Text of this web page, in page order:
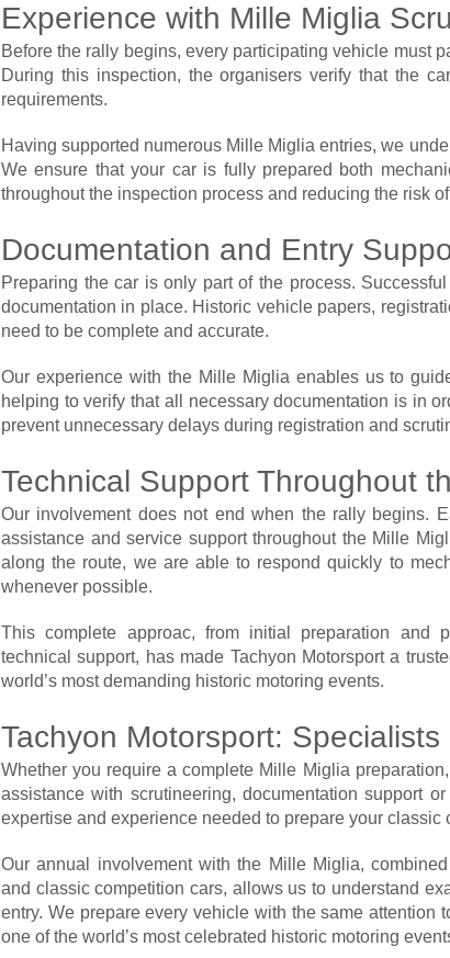
Experience with Mille Miglia
Before the rally begins, every participating vehicle must
During this inspection, the organisers verify that the
requirements.
Having supported numerous Mille Miglia entries, we
We ensure that your car is fully prepared both
throughout the inspection process and reducing the risk
Documentation and Entry
Preparing the car is only part of the process.
documentation in place. Historic vehicle papers,
need to be complete and accurate.
Our experience with the Mille Miglia enables us to
helping to verify that all necessary documentation is in
prevent unnecessary delays during registration and
Technical Support Throughout
Our involvement does not end when the rally begins.
assistance and service support throughout the Mille
along the route, we are able to respond quickly to
whenever possible.
This complete approac, from initial preparation and
technical support, has made Tachyon Motorsport a
world’s most demanding historic motoring events.
Tachyon Motorsport:
Whether you require a complete Mille Miglia
assistance with scrutineering, documentation support
expertise and experience needed to prepare your classic
Our annual involvement with the Mille Miglia,
and classic competition cars, allows us to understand
entry. We prepare every vehicle with the same attention
one of the world’s most celebrated historic motoring